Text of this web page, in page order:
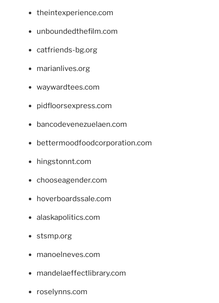
theintexperience.com
unboundedthefilm.com
catfriends-bg.org
marianlives.org
waywardtees.com
pidfloorsexpress.com
bancodevenezuelaen.com
bettermoodfoodcorporation.com
hingstonnt.com
chooseagender.com
hoverboardssale.com
alaskapolitics.com
stsmp.org
manoelneves.com
mandelaeffectlibrary.com
roselynns.com